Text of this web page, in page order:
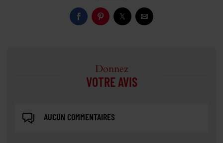
Donnez
VOTRE AVIS
AUCUN COMMENTAIRES